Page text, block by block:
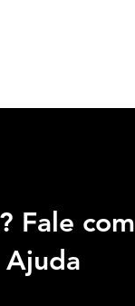
Fale com